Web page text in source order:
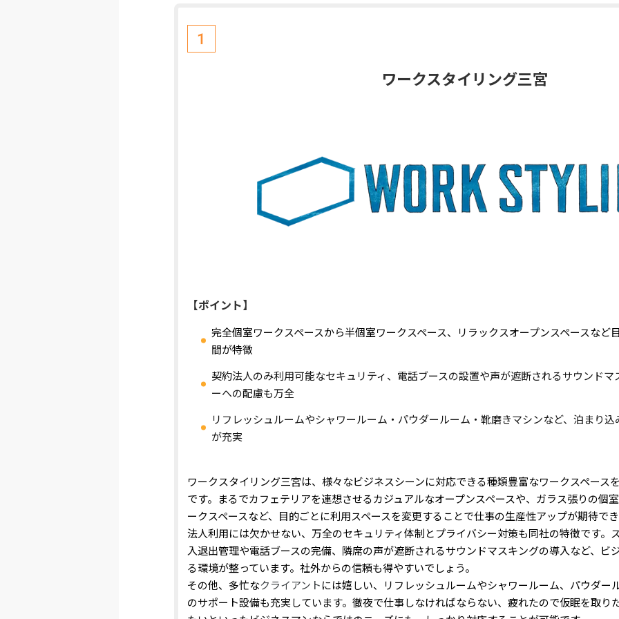
1
ワークスタイリング三宮
【ポイント】
完全個室ワークスペースから半個室ワークスペース、リラックスオープンスペースなど
間が特徴
契約法人のみ利用可能なセキュリティ、電話ブースの設置や声が遮断されるサウンド
ーへの配慮も万全
リフレッシュルームやシャワールーム・パウダールーム・靴磨きマシンなど、泊まり
が充実
ワークスタイリング三宮は、様々なビジネスシーンに対応できる種類豊富なワークスペース
です。まるでカフェテリアを連想させるカジュアルなオープンスペースや、ガラス張りの個
ークスペースなど、目的ごとに利用スペースを変更することで仕事の生産性アップが期待で
法人利用には欠かせない、万全のセキュリティ体制とプライバシー対策も同社の特徴です。
入退出管理や電話ブースの完備、隣席の声が遮断されるサウンドマスキングの導入など、ビ
る環境が整っています。社外からの信頼も得やすいでしょう。
その他、多忙なクライアントには嬉しい、リフレッシュルームやシャワールーム、パウダー
のサポート設備も充実しています。徹夜で仕事しなければならない、疲れたので仮眠を取り